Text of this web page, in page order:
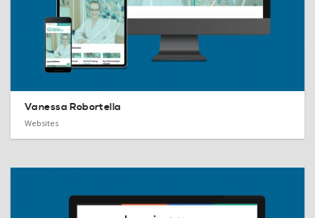
Vanessa Robortella
Websites